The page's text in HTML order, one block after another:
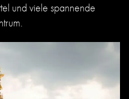
und viele spannende